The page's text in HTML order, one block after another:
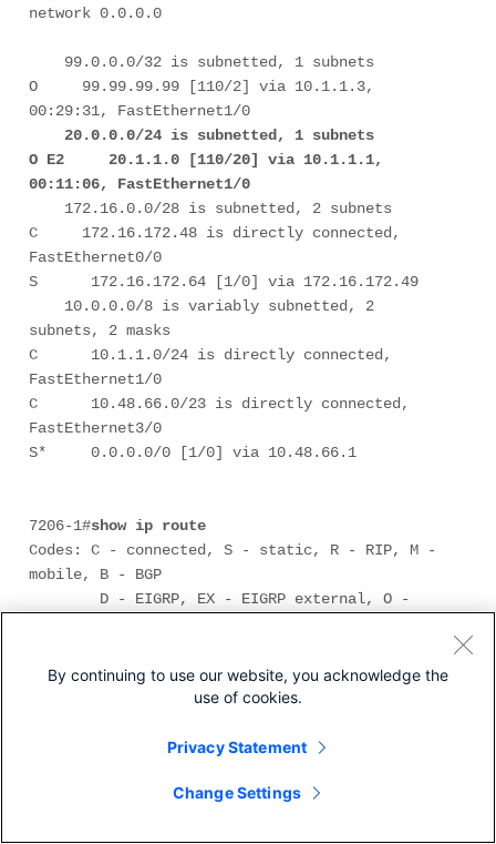
network 0.0.0.0
O     99.99.99.99 [110/2] via 10.1.1.3,
00:29:31, FastEthernet1/0
20.0.0.0/24 is subnetted, 1 subnets
O E2     20.1.1.0 [110/20] via 10.1.1.1,
00:11:06, FastEthernet1/0
C     172.16.172.48 is directly connected,
FastEthernet0/0
S      172.16.172.64 [1/0] via 172.16.172.49
subnets, 2 masks
C      10.1.1.0/24 is directly connected,
FastEthernet1/0
C      10.48.66.0/23 is directly connected,
FastEthernet3/0
S*     0.0.0.0/0 [1/0] via 10.48.66.1
7206-1#show ip route
Codes: C - connected, S - static, R - RIP, M -
mobile, B - BGP
external type 1,
By continuing to use our website, you acknowledge the
use of cookies.
Privacy Statement
Change Settings